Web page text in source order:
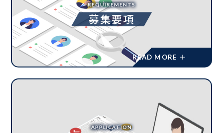
REQUIREMENTS
募集要項
APPLICATION